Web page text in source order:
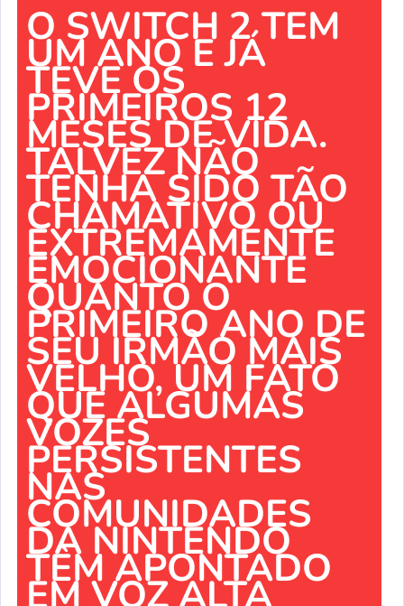
O SWITCH 2 TEM
UM ANO E JÁ
TEVE OS
PRIMEIROS 12
MESES DE VIDA.
TALVEZ NÃO
TENHA SIDO TÃO
CHAMATIVO OU
EXTREMAMENTE
EMOCIONANTE
QUANTO O
PRIMEIRO ANO DE
SEU IRMÃO MAIS
VELHO, UM FATO
QUE ALGUMAS
VOZES
PERSISTENTES
NAS
COMUNIDADES
DA NINTENDO
TÊM APONTADO
EM VOZ ALTA